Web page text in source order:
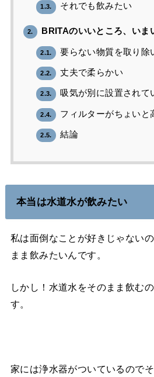
1.3. それでも飲みたい
2. BRITAのいいところ、いま
2.1. 要らない物質を取り除
2.2. 丈夫で柔らかい
2.3. 吸気が別に設置されて
2.4. フィルターがちょいと
2.5. 結論
本当は水道水が飲みたい
私は面倒なことが好きじゃない
まま飲みたいんです。
しかし！水道水をそのまま飲む
す。
家には浄水器がついているので